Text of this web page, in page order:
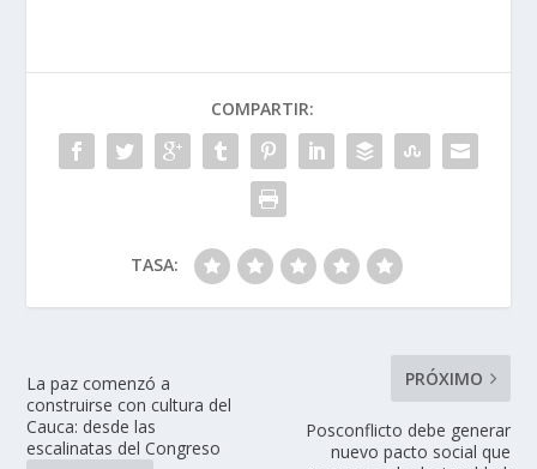
COMPARTIR:
TASA:
La paz comenzó a
construirse con cultura del
Cauca: desde las
escalinatas del Congreso
PRÓXIMO
Posconflicto debe generar
nuevo pacto social que